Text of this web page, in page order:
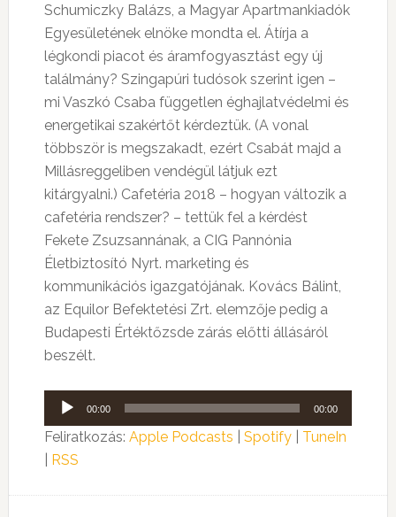
Schumiczky Balázs, a Magyar Apartmankiadók
Egyesületének elnöke mondta el. Átírja a
légkondi piacot és áramfogyasztást egy új
találmány? Szingapúri tudósok szerint igen –
mi Vaszkó Csaba független éghajlatvédelmi és
energetikai szakértőt kérdeztük. (A vonal
többször is megszakadt, ezért Csabát majd a
Millásreggeliben vendégül látjuk ezt
kitárgyalni.) Cafetéria 2018 – hogyan változik a
cafetéria rendszer? – tettük fel a kérdést
Fekete Zsuzsannának, a CIG Pannónia
Életbiztosító Nyrt. marketing és
kommunikációs igazgatójának. Kovács Bálint,
az Equilor Befektetési Zrt. elemzője pedig a
Budapesti Értéktőzsde zárás előtti állásáról
beszélt.
Audió
lejátszó
00:00 00:00
Feliratkozás: Apple Podcasts Spotify| TuneIn
RSS